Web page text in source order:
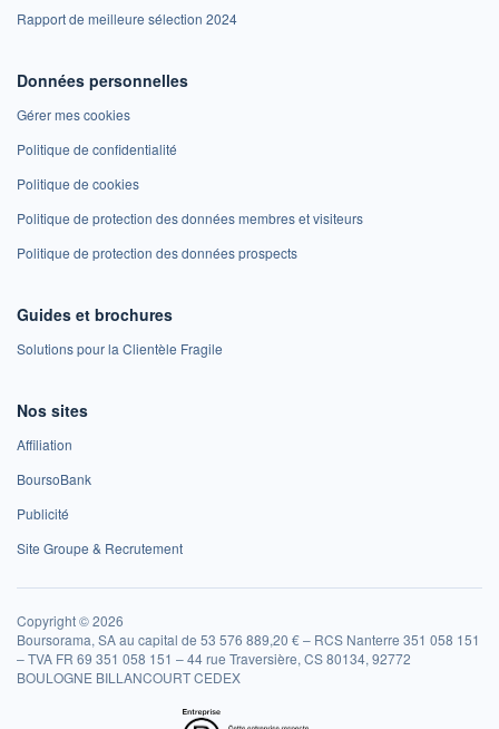
Rapport de meilleure sélection 2024
Données personnelles
Gérer mes cookies
Politique de confidentialité
Politique de cookies
Politique de protection des données membres et visiteurs
Politique de protection des données prospects
Guides et brochures
Solutions pour la Clientèle Fragile
Nos sites
Affiliation
BoursoBank
Publicité
Site Groupe & Recrutement
Copyright © 2026
Boursorama, SA au capital de 53 576 889,20 € – RCS Nanterre 351 058 151
– TVA FR 69 351 058 151 – 44 rue Traversière, CS 80134, 92772
BOULOGNE BILLANCOURT CEDEX